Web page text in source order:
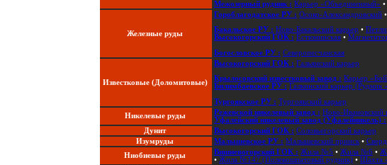
Межозерный рудник : Карьер «Объединенный» •
Железные руды
Гороблагодатское РУ : Осоко-Александровский •
Бакальское РУ : Ново-Бакальский карьер •
Высокогорский ГОК : Естюнинская •
Богословское РУ : Северопесчанская
Известковые (Доломитовые)
Высокогорский ГОК : Гальянский карьер
Крылосовский известковый завод : Карьер
Билимбаевское РУ : Галкинский карьер (Рудник
Тургоякское РУ : Тургоякский карьер
Никелевые руды
Режевской никелевый завод : Ново-Ивановский
Уфалейский никелевый завод (Уфалейникель) :
Дунит
Высокогорский ГОК : Соловьегорский карьер
Изумруды
Малышевское РУ : Малышевский прииск •
Ниобиевые руды
Вишневогорский ГОК : Жила №5 • Жила №6 •
• Жила №147 (Полевошпатовый рудник) • Шахта